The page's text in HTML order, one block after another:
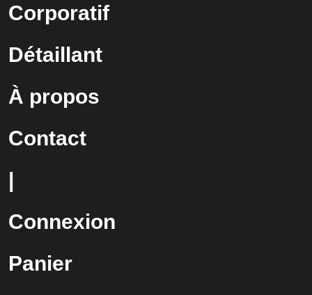
Corporatif
Détaillant
À propos
Contact
|
Connexion
Panier